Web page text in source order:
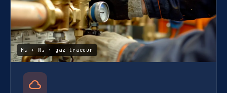
H₂ + N₂ · gaz traceur
cloud